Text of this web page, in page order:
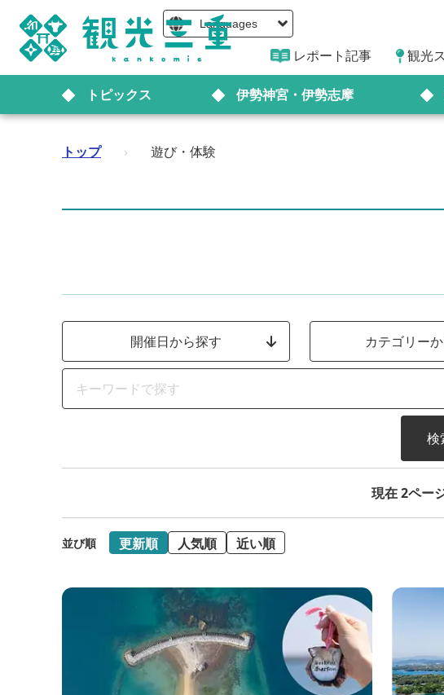
Languages
レポート記事 観光
トピックス 伊勢神宮・伊勢志摩
トップ › 遊び・体験
開催日から探す カテゴリー
検
現在 2ペー
並び順 更新順 人気順 近い順